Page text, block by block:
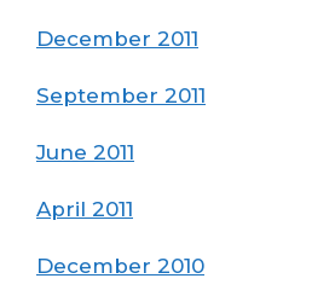
December 2011
September 2011
June 2011
April 2011
December 2010